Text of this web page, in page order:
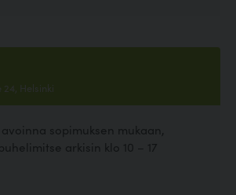
Helsinki
sopimuksen mukaan,
arkisin klo 10 – 17